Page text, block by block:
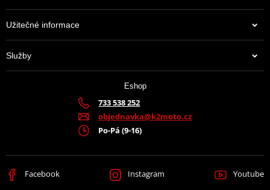
Užitečné informace
Služby
Eshop
733 538 252
objednavka@k2moto.cz
Po-Pá (9-16)
Facebook Instagram Youtube